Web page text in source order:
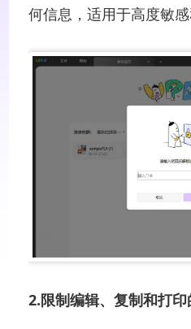
何信息，适用于高度敏感
2.限制编辑、复制和打